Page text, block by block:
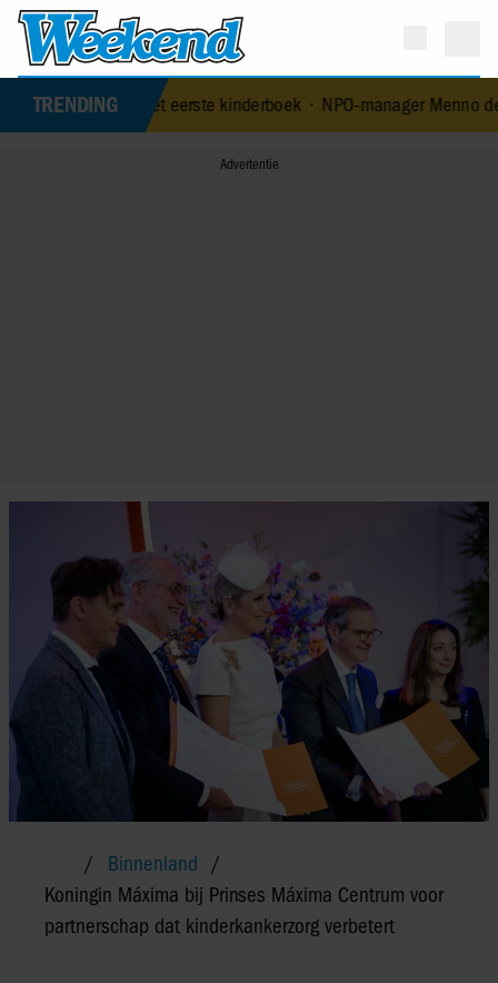
TRENDING
met eerste kinderboek•NPO-manager Menno de Boer
Binnenland
Koningin Máxima bij Prinses Máxima Centrum voor
partnerschap dat kinderkankerzorg verbetert